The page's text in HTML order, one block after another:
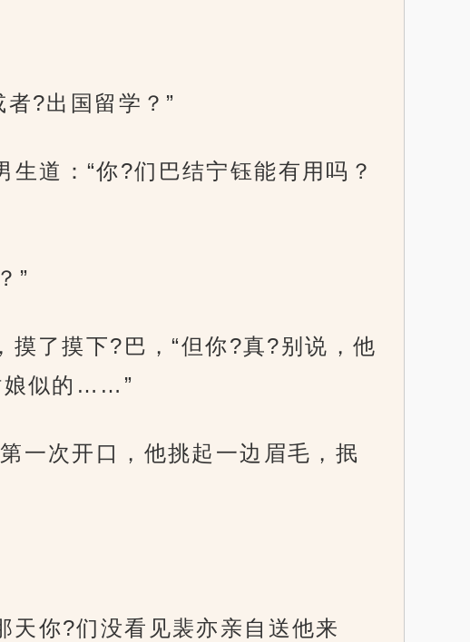
?出国留学？”
道：“你?们巴结宁钰能有用吗？
”
摸了摸下?巴，“但你?真?别说，他
娘似的……”
一次开口，他挑起一边眉毛，抿
天你?们没看见裴亦亲自送他来